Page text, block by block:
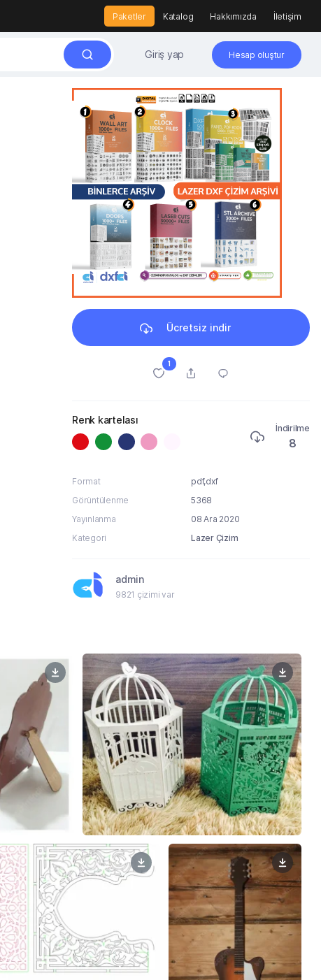
Paketler Katalog Hakkımızda İletişim
Giriş yap Hesap oluştur
Ücretsiz indir
1
Renk kartelası
İndirilme
8
Format
pdf,dxf
Görüntülenme
5368
Yayınlanma
08 Ara 2020
Kategori
Lazer Çizim
admin
9821 çizimi var